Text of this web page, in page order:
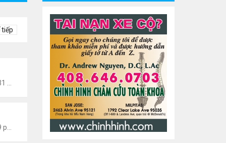
tiếp
Văn Nghệ Hải Ngoại
Văn Nghệ Hải Ngoại